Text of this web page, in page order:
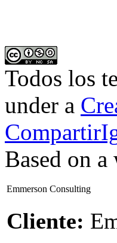
Todos los
under a
Based on
Emmerson Consulting
Cliente: